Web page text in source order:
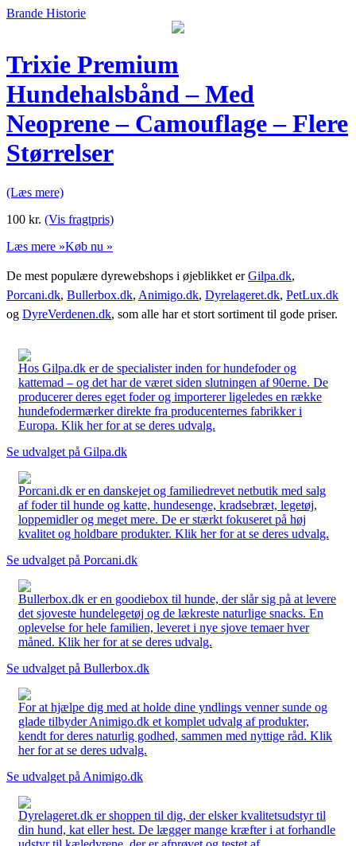
Brande Historie
Trixie Premium
Hundehalsbånd – Med
Neoprene – Camouflage – Flere
Størrelser
(Læs mere)
100 kr. (Vis fragtpris)
Læs mere »Køb nu »
De mest populære dyrewebshops i øjeblikket erGilpa.dk,
Porcani.dk, Bullerbox.dk, Animigo.dk, Dyrelageret.dk, PetLux.dk
og DyreVerdenen.dk, som alle har et stort sortiment til gode priser.
Hos Gilpa.dk er de specialister inden for hundefoder og
kattemad – og det har de været siden slutningen af 90erne. De
producerer deres eget foder og importerer ligeledes en række
hundefodermærker direkte fra producenternes fabrikker i
Europa. Klik her for at se deres udvalg.
Se udvalget på Gilpa.dk
Porcani.dk er en danskejet og familiedrevet netbutik med salg
af foder til hunde og katte, hundesenge, kradsebræt, legetøj,
loppemidler og meget mere. De er stærkt fokuseret på høj
kvalitet og holdbare produkter. Klik her for at se deres udvalg.
Se udvalget på Porcani.dk
Bullerbox.dk er en goodiebox til hunde, der slår sig på at levere
det sjoveste hundelegetøj og de lækreste naturlige snacks. En
oplevelse for hele familien, leveret i nye sjove temaer hver
måned. Klik her for at se deres udvalg.
Se udvalget på Bullerbox.dk
For at hjælpe dig med at holde dine yndlings venner sunde og
glade tilbyder Animigo.dk et komplet udvalg af produkter,
kendt for deres naturlig godhed, sammen med nyttige råd. Klik
her for at se deres udvalg.
Se udvalget på Animigo.dk
Dyrelageret.dk er shoppen til dig, der elsker kvalitetsudstyr til
din hund, kat eller hest. De lægger mange kræfter i at forhandle